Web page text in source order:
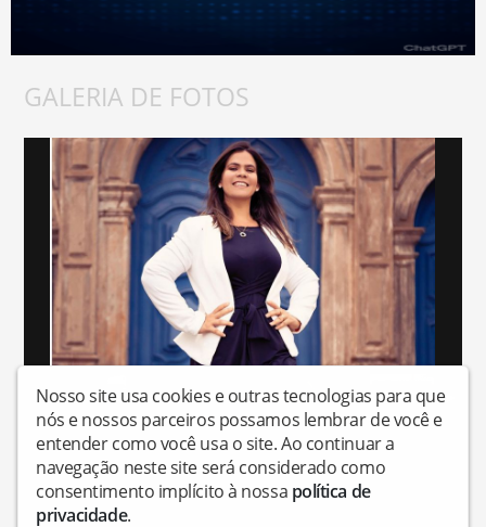
GALERIA DE FOTOS
Descrição da Galeria | 02
Nosso site usa cookies e outras tecnologias para que
nós e nossos parceiros possamos lembrar de você e
entender como você usa o site. Ao continuar a
navegação neste site será considerado como
consentimento implícito à nossa política de
privacidade.